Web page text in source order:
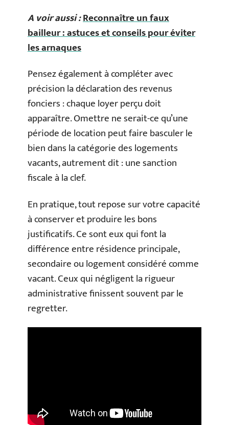
A voir aussi :Reconnaître un faux
bailleur : astuces et conseils pour éviter
les arnaques
Pensez également à compléter avec
précision la déclaration des revenus
fonciers : chaque loyer perçu doit
apparaître. Omettre ne serait-ce qu’une
période de location peut faire basculer le
bien dans la catégorie des logements
vacants, autrement dit : une sanction
fiscale à la clef.
En pratique, tout repose sur votre capacité
à conserver et produire les bons
justificatifs. Ce sont eux qui font la
différence entre résidence principale,
secondaire ou logement considéré comme
vacant. Ceux qui négligent la rigueur
administrative finissent souvent par le
regretter.